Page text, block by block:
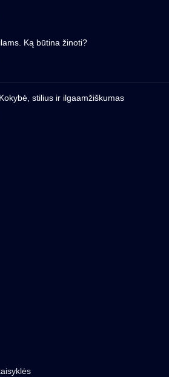
Ką būtina žinoti?
stilius ir ilgaamžiškumas